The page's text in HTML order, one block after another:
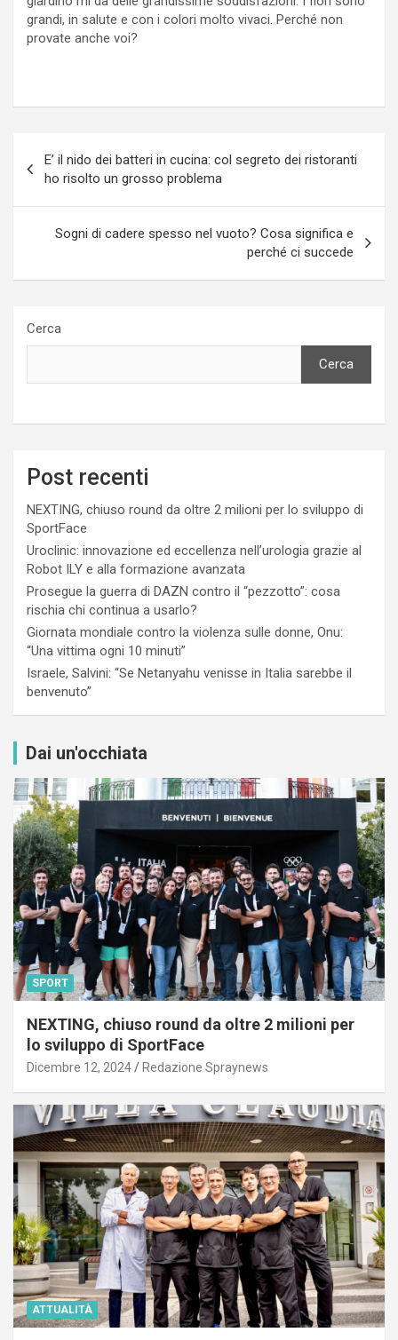
grandi, in salute e con i colori molto vivaci. Perché non
provate anche voi?
articoli
E’ il nido dei batteri in cucina: col segreto dei ristoranti
ho risolto un grosso problema
Sogni di cadere spesso nel vuoto? Cosa significa e
perché ci succede
Cerca
Cerca
Post recenti
NEXTING, chiuso round da oltre 2 milioni per lo sviluppo di
SportFace
Uroclinic: innovazione ed eccellenza nell’urologia grazie al
Robot ILY e alla formazione avanzata
Prosegue la guerra di DAZN contro il “pezzotto”: cosa
rischia chi continua a usarlo?
Giornata mondiale contro la violenza sulle donne, Onu:
“Una vittima ogni 10 minuti”
Israele, Salvini: “Se Netanyahu venisse in Italia sarebbe il
benvenuto”
Dai un'occhiata
SPORT
NEXTING, chiuso round da oltre 2 milioni per
lo sviluppo di SportFace
Dicembre 12, 2024 Redazione Spraynews
ATTUALITÀ